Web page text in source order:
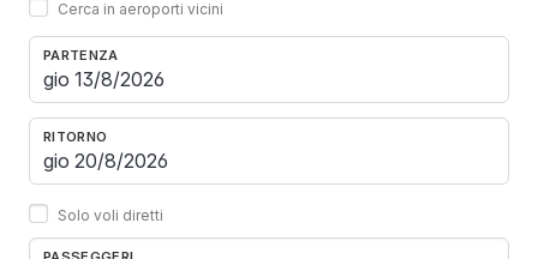
Cerca in aeroporti vicini
PARTENZA
RITORNO
Solo voli diretti